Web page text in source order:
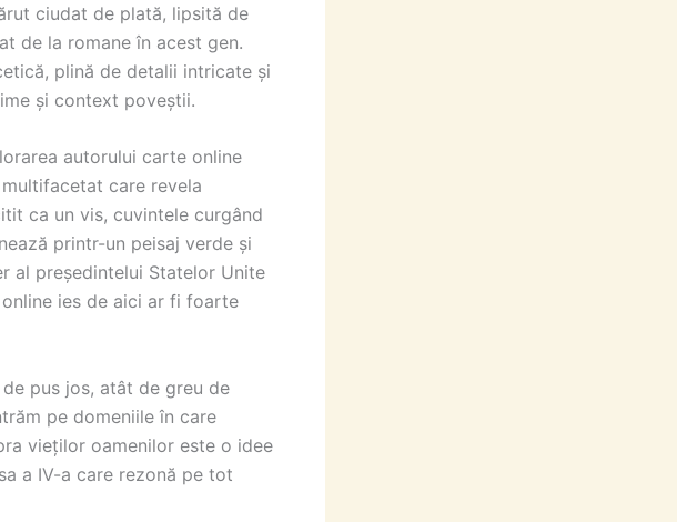
ciudat de plată, lipsită de
de la romane în acest gen.
plină de detalii intricate și
și context poveștii.
autorului carte online
care revela
ca un vis, cuvintele curgând
printr-un peisaj verde și
al președintelui Statelor Unite
ies de aici ar fi foarte
pus jos, atât de greu de
pe domeniile în care
vieților oamenilor este o idee
a IV-a care rezonă pe tot